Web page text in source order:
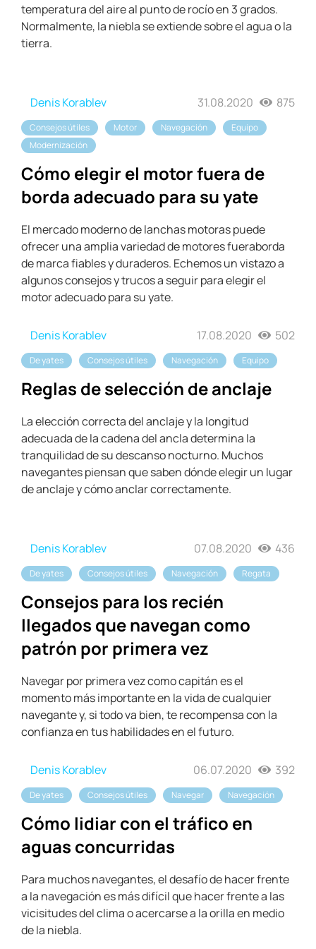
temperatura del aire al punto de rocío en 3 grados.
Normalmente, la niebla se extiende sobre el agua o la
tierra.
Denis Korablev 31.08.2020 875
Consejos útiles Motor Navegación
Equipo
Modernización
Cómo elegir el motor fuera de
borda adecuado para su yate
El mercado moderno de lanchas motoras puede
ofrecer una amplia variedad de motores fueraborda
de marca fiables y duraderos. Echemos un vistazo a
algunos consejos y trucos a seguir para elegir el
motor adecuado para su yate.
Denis Korablev 17.08.2020 502
De yates Consejos útiles Navegación Equipo
Reglas de selección de anclaje
La elección correcta del anclaje y la longitud
adecuada de la cadena del ancla determina la
tranquilidad de su descanso nocturno. Muchos
navegantes piensan que saben dónde elegir un lugar
de anclaje y cómo anclar correctamente.
Denis Korablev 07.08.2020 436
De yates Consejos útiles Navegación Regata
Consejos para los recién
llegados que navegan como
patrón por primera vez
Navegar por primera vez como capitán es el
momento más importante en la vida de cualquier
navegante y, si todo va bien, te recompensa con la
confianza en tus habilidades en el futuro.
Denis Korablev 06.07.2020 392
De yates Consejos útiles Navegar Navegación
Cómo lidiar con el tráfico en
aguas concurridas
Para muchos navegantes, el desafío de hacer frente
a la navegación es más difícil que hacer frente a las
vicisitudes del clima o acercarse a la orilla en medio
de la niebla.